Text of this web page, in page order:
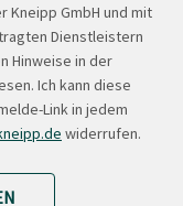
Kneipp GmbH und mit
Dienstleistern
Hinweise in der
Ich kann diese
Link in jedem
widerrufen.